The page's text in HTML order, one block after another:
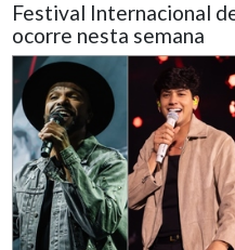
Festival Internacional
ocorre nesta semana